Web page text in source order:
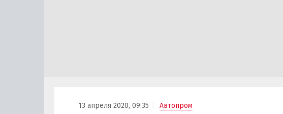
13 апреля 2020, 09:35 Автопром